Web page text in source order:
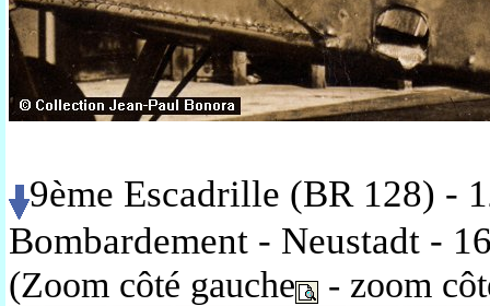
9ème Escadrille (BR 128) -
Bombardement - Neustadt -
(Zoom côté gauche - zoom